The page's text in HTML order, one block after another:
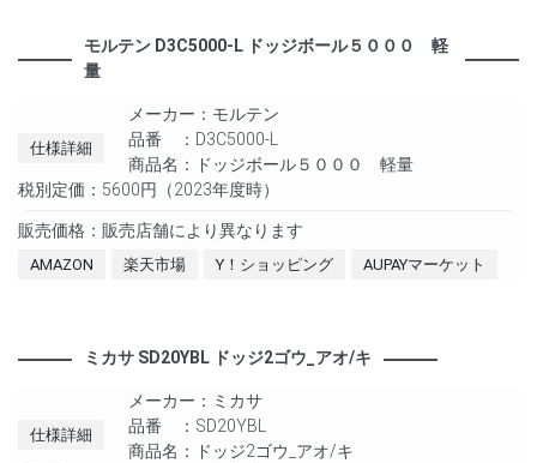
モルテン D3C5000-L ドッジボール５０００ 軽
量
仕様詳細
メーカー：モルテン
品番 ：D3C5000-L
商品名：ドッジボール５０００ 軽量
税別定価：5600円（2023年度時）
販売価格：販売店舗により異なります
AMAZON 楽天市場 Y！ショッピング AUPAYマーケット
ミカサ SD20YBL ドッジ2ゴウ_アオ/キ
仕様詳細
メーカー：ミカサ
品番 ：SD20YBL
商品名：ドッジ2ゴウ_アオ/キ